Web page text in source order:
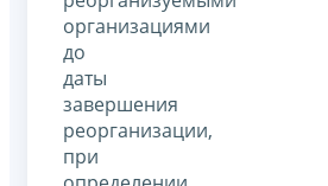
организациями
до
даты
завершения
реорганизации,
при